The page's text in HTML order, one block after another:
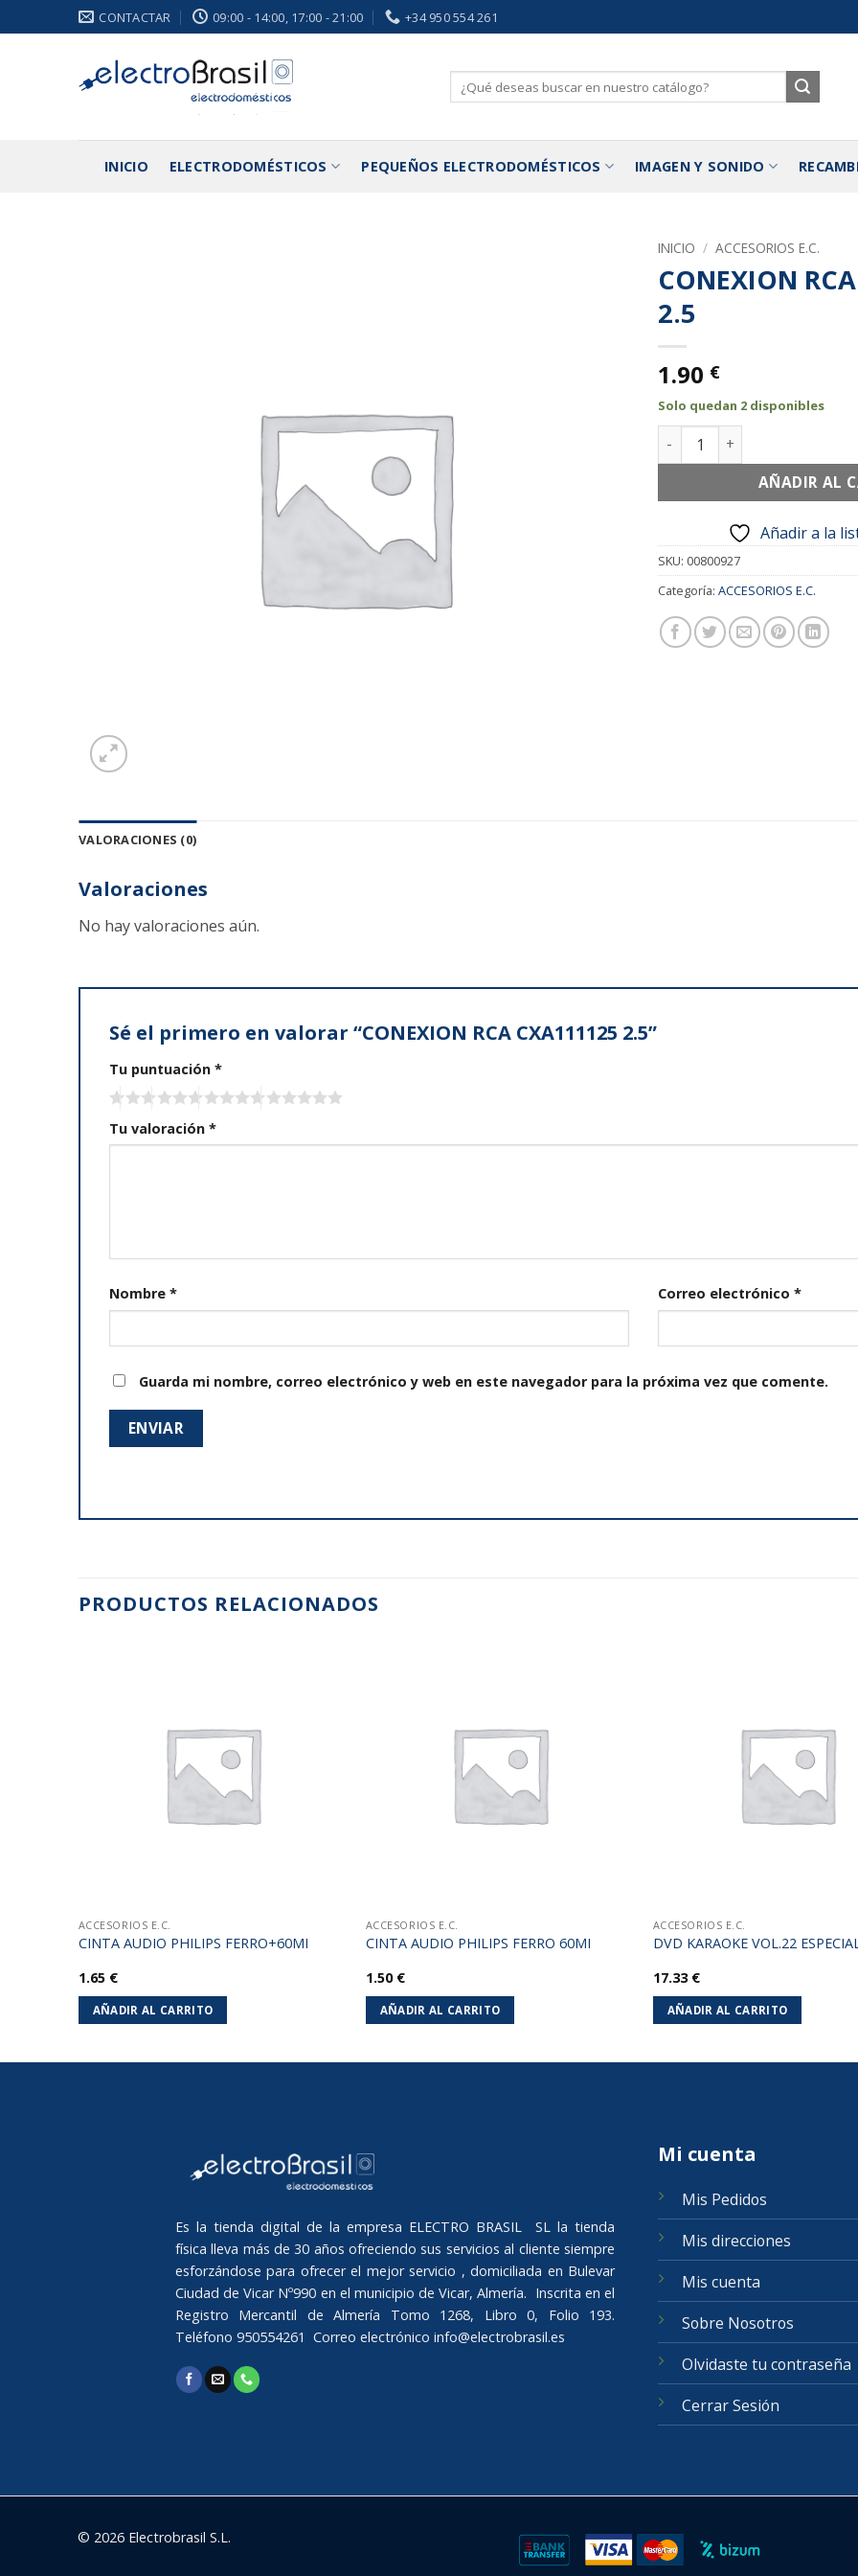
al
CONTACTAR 09:00 - 14:00, 17:00 - 21:00 +34 950 554 261
Buscar
por:
INICIO ELECTRODOMÉSTICOS PEQUEÑOS ELECTRODOMÉSTICOS IMAGEN Y SONIDO
INICIO / ACCESORIOS E.C.
CONEXION
2.5
1.90 €
Solo quedan 2 disponibles
CONEXION RCA CXA111125
AÑADIR AL
Añadir a la
SKU: 00800927
Categoría: ACCESORIOS E.C.
VALORACIONES (0)
Valoraciones
No hay valoraciones aún.
Sé el primero en valorar “CONEXION RCA CXA111125 2.5”
Tu puntuación *
Tu valoración *
Nombre * Correo electrónico *
Guarda mi nombre, correo electrónico y web en este navegador para la próxima vez que comente.
PRODUCTOS RELACIONADOS
ACCESORIOS E.C.
CINTA AUDIO PHILIPS FERRO+60MI
1.65 €
AÑADIR AL CARRITO
ACCESORIOS E.C.
CINTA AUDIO PHILIPS FERRO 60MI
1.50 €
AÑADIR AL CARRITO
ACCESORIOS E.C.
DVD KARAOKE VOL.22
17.33 €
AÑADIR AL CARRITO
Es la tienda digital de la empresa ELECTRO BRASIL SL la tienda
física lleva más de 30 años ofreciendo sus servicios al cliente siempre
esforzándose para ofrecer el mejor servicio , domiciliada en Bulevar
Ciudad de Vicar Nº990 en el municipio de Vicar, Almería. Inscrita en el
Registro Mercantil de Almería Tomo 1268, Libro 0, Folio 193.
Teléfono 950554261 Correo electrónico info@electrobrasil.es
Mi cuenta
Mis Pedidos
Mis direcciones
Mis cuenta
Sobre Nosotros
Olvidaste tu contraseña
Cerrar Sesión
© 2026 Electrobrasil S.L.